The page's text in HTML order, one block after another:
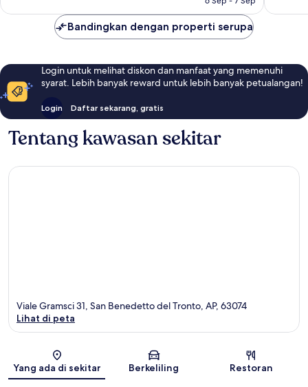
Bandingkan dengan properti serupa
Login untuk melihat diskon dan manfaat yang memenuhi
syarat. Lebih banyak reward untuk lebih banyak petualangan!
Login Daftar sekarang, gratis
Tentang kawasan sekitar
Peta
Viale Gramsci 31, San Benedetto del Tronto, AP, 63074
Lihat di peta
Yang ada di sekitar Berkeliling Restoran